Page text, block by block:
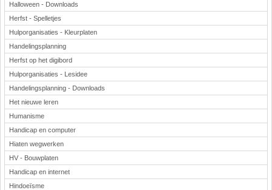
Halloween - Downloads
Herfst - Spelletjes
Hulporganisaties - Kleurplaten
Handelingsplanning
Herfst op het digibord
Hulporganisaties - Lesidee
Handelingsplanning - Downloads
Het nieuwe leren
Humanisme
Handicap en computer
Hiaten wegwerken
HV - Bouwplaten
Handicap en internet
Hindoeïsme